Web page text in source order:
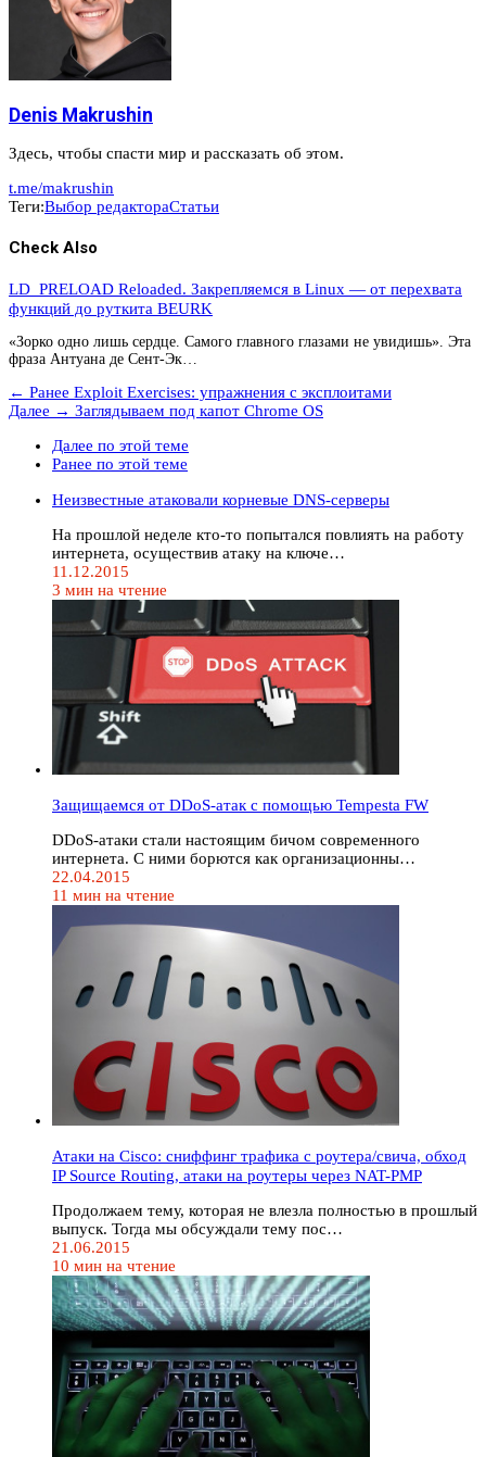
Denis Makrushin
Здесь, чтобы спасти мир и рассказать об этом.
t.me/makrushin
Теги:Выбор редактораСтатьи
Check Also
LD_PRELOAD Reloaded. Закрепляемся в Linux — от перехвата
функций до руткита BEURK
«Зорко одно лишь сердце. Самого главного глазами не увидишь». Эта
фраза Антуана де Сент-Эк…
← Ранее Exploit Exercises: упражнения с эксплоитами
Далее → Заглядываем под капот Chrome OS
Далее по этой теме
Ранее по этой теме
Неизвестные атаковали корневые DNS-серверы
На прошлой неделе кто-то попытался повлиять на работу
интернета, осуществив атаку на ключе…
11.12.2015
3 мин на чтение
Защищаемся от DDoS-атак с помощью Tempesta FW
DDoS-атаки стали настоящим бичом современного
интернета. С ними борются как организационны…
22.04.2015
11 мин на чтение
Атаки на Cisco: cниффинг трафика с роутера/свича, обход
IP Source Routing, атаки на роутеры через NAT-PMP
Продолжаем тему, которая не влезла полностью в прошлый
выпуск. Тогда мы обсуждали тему пос…
21.06.2015
10 мин на чтение